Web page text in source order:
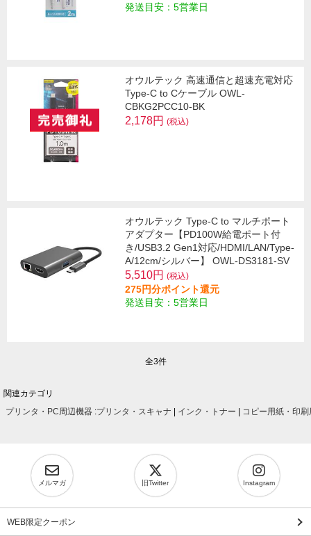
発送目安：5営業日
オウルテック 高速通信と超速充電対応
Type-C to Cケーブル OWL-
CBKG2PCC10-BK
2,178円 (税込)
オウルテック Type-C to マルチポート
アダプター【PD100W給電ポート付
き/USB3.2 Gen1対応/HDMI/LAN/Type-
A/12cm/シルバー】 OWL-DS3181-SV
5,510円 (税込)
275円分ポイント還元
発送目安：5営業日
全3件
関連カテゴリ
プリンタ・PC周辺機器 :プリンタ・スキャナ | インク・トナー | コピー用紙・印刷
メルマガ 旧Twitter Instagram
WEB限定クーポン